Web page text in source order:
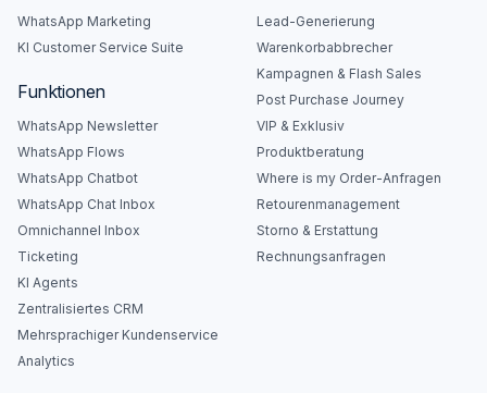
WhatsApp Marketing
KI Customer Service Suite
Funktionen
WhatsApp Newsletter
WhatsApp Flows
WhatsApp Chatbot
WhatsApp Chat Inbox
Omnichannel Inbox
Ticketing
KI Agents
Zentralisiertes CRM
Mehrsprachiger Kundenservice
Analytics
Lead-Generierung
Warenkorbabbrecher
Kampagnen & Flash Sales
Post Purchase Journey
VIP & Exklusiv
Produktberatung
Where is my Order-Anfragen
Retourenmanagement
Storno & Erstattung
Rechnungsanfragen